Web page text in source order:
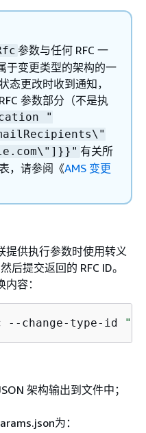
参数与任何 RFC 一
于变更类型的架构的一
态更改时收到通知，
参数部分（不是执
"
有关所
，请参阅《AMS 变更
提供执行参数时使用转义
后提交返回的 RFC ID。
容：
--change-type-id
架构输出到文件中；
为：